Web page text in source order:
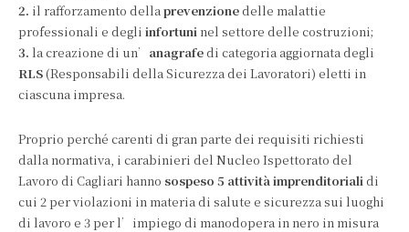
2. il rafforzamento dellaprevenzionedelle malattie
professionali e degli infortuninel settore delle costruzioni;
3. la creazione di un’ anagrafedi categoria aggiornata degli
RLS (Responsabili della Sicurezza dei Lavoratori) eletti in
ciascuna impresa.
Proprio perché carenti di gran parte dei requisiti richiesti
dalla normativa, i carabinieri del Nucleo Ispettorato del
Lavoro di Cagliari hanno sospeso 5 attività imprenditorialidi
cui 2 per violazioni in materia di salute e sicurezza sui luoghi
di lavoro e 3 per l’impiego di manodopera in nero in misura